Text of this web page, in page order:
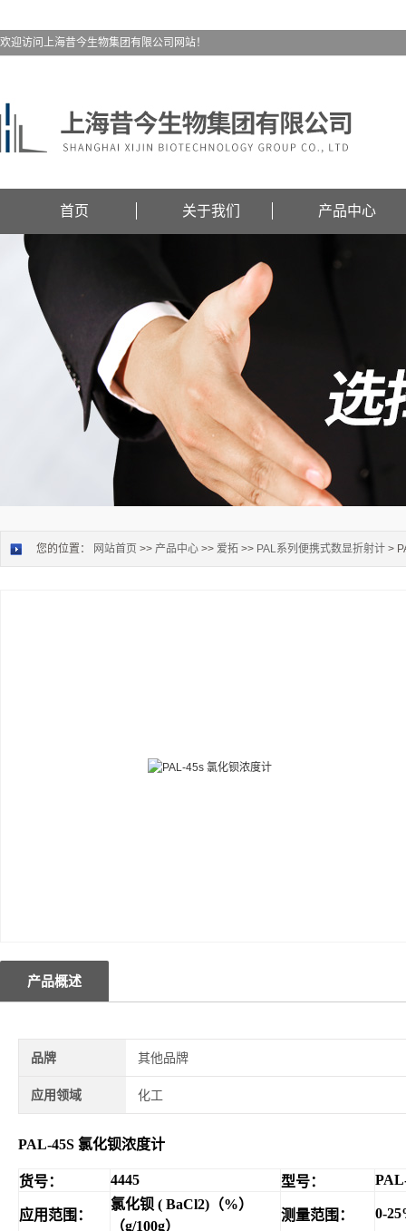
欢迎访问上海昔今生物集团有限公司网站！
首页 关于我们 产品中心
您的位置： 网站首页 >> 产品中心 >> 爱拓 >> PAL系列便携式数显折射计 >
产品概述
品牌 其他品牌
应用领域 化工
PAL-45S 氯化钡浓度计
货号： 4445 型号：
应用范围：
氯化钡 ( BaCl2) （%）
（g/100g）
测量范围： 0-